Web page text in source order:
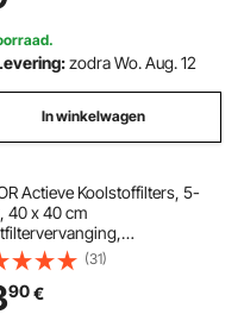
voor auto en
zodra Wo. Aug. 12
In winkelwagen
Actieve Koolstoffilters, 5-
40 x 40 cm
Niveau 1,
met BlueDri en VEVOR
Luchtreiniger, Apparatuur
(31)
90€